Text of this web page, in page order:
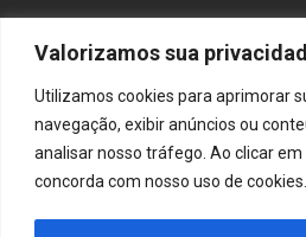
Valorizamos sua
Utilizamos cookies para aprimorar
navegação, exibir anúncios ou
analisar nosso tráfego. Ao clicar em
concorda com nosso uso de cookies.
Castilho-SP e descubra as
locais.
B10 Brasil – Informação e Poder
MAIS